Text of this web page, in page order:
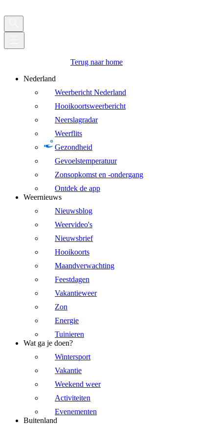
Terug naar home
Nederland
Weerbericht Nederland
Hooikoortsweerbericht
Neerslagradar
Weerflits
Gezondheid
Gevoelstemperatuur
Zonsopkomst en -ondergang
Ontdek de app
Weernieuws
Nieuwsblog
Weervideo's
Nieuwsbrief
Hooikoorts
Maandverwachting
Feestdagen
Vakantieweer
Zon
Energie
Tuinieren
Wat ga je doen?
Wintersport
Vakantie
Weekend weer
Activiteiten
Evenementen
Buitenland